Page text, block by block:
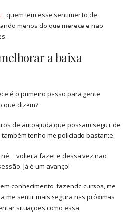
, quem tem esse sentimento de
menos do que merece e não
a baixa
é o primeiro passo para gente
que dizem?
de autoajuda que possam seguir de
tenho me policiado bastante.
voltei a fazer e dessa vez não
Já é um avanço!
conhecimento, fazendo cursos, me
me sentir mais segura nas próximas
situações como essa.